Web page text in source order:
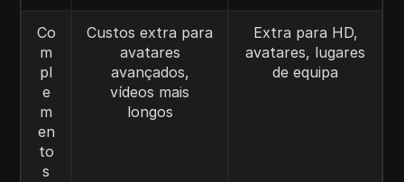
Co
m
pl
e
m
en
to
s
Custos extra para
avatares
avançados,
vídeos mais
longos
Extra para HD,
avatares, lugares
de equipa